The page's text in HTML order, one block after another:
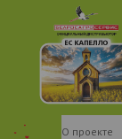
О проекте